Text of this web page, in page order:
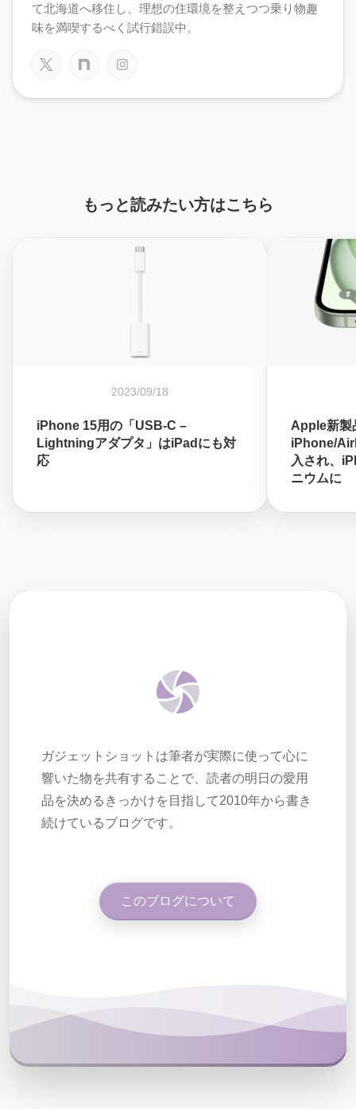
て北海道へ移住し、理想の住環境を整えつつ乗り物趣
味を満喫するべく試行錯誤中。
もっと読みたい方はこちら
2023/09/18
iPhone 15用の「USB-C –
Lightningアダプタ」はiPadにも対
応
Apple新製
iPhone/
入され、
ニウムに
ガジェットショットは筆者が実際に使って心に
響いた物を共有することで、読者の明日の愛用
品を決めるきっかけを目指して2010年から書き
続けているブログです。
このブログについて